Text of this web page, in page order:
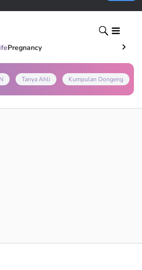
Pregnancy
Tanya Ahli Kumpulan Dongeng